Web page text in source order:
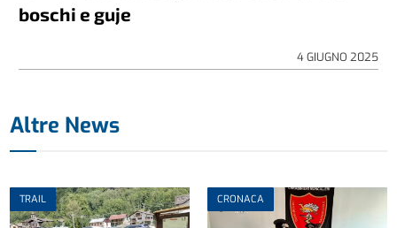
boschi e guje
4 GIUGNO 2025
Altre News
TRAIL CRONACA